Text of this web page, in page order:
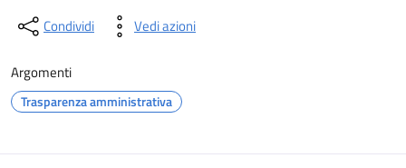
Condividi Vedi azioni
Argomenti
Trasparenza amministrativa